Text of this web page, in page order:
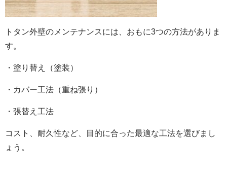
トタン外壁のメンテナンスには、おもに3つの方法がありま
す。
・塗り替え（塗装）
・カバー工法（重ね張り）
・張替え工法
コスト、耐久性など、目的に合った最適な工法を選びまし
ょう。